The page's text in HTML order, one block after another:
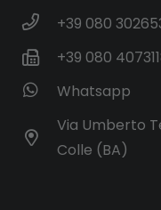
+39 080
+39 080
Whatsapp
Via Umberto
Colle (BA)